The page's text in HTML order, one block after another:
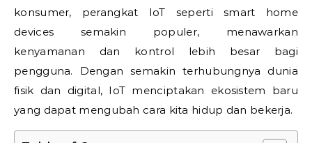
konsumer, perangkat IoT seperti smart home
devices semakin populer, menawarkan
kenyamanan dan kontrol lebih besar bagi
pengguna. Dengan semakin terhubungnya dunia
fisik dan digital, IoT menciptakan ekosistem baru
yang dapat mengubah cara kita hidup dan bekerja.